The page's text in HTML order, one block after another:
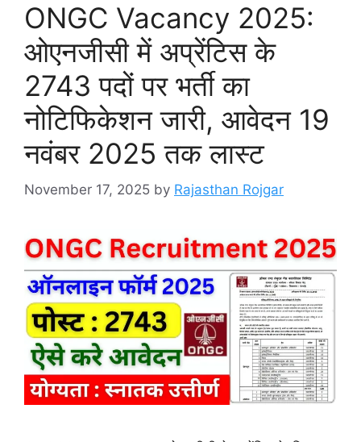
ONGC Vacancy 2025:
ओएनजीसी में अप्रेंटिस के
2743 पदों पर भर्ती का
नोटिफिकेशन जारी, आवेदन 19
नवंबर 2025 तक लास्ट
November 17, 2025 by Rajasthan Rojgar